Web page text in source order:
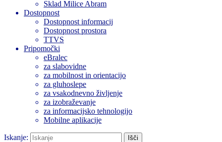
Sklad Milice Abram
Dostopnost
Dostopnost informacij
Dostopnost prostora
TTVS
Pripomočki
eBralec
za slabovidne
za mobilnost in orientacijo
za gluhoslepe
za vsakodnevno življenje
za izobraževanje
za informacijsko tehnologijo
Mobilne aplikacije
Iskanje: